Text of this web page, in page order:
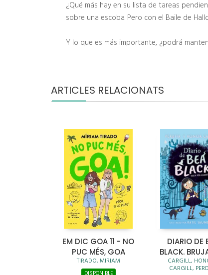
¿Qué más hay en su lista de tareas
sobre una escoba. Pero con el Baile de
Y lo que es más importante, ¿podrá
ARTICLES RELACIONATS
EM DIC GOA 11 - NO
PUC MÉS, GOA
TIRADO, MIRIAM
DISPONIBLE
DIARIO DE
BLACK.
CARGILL,
CARGILL,